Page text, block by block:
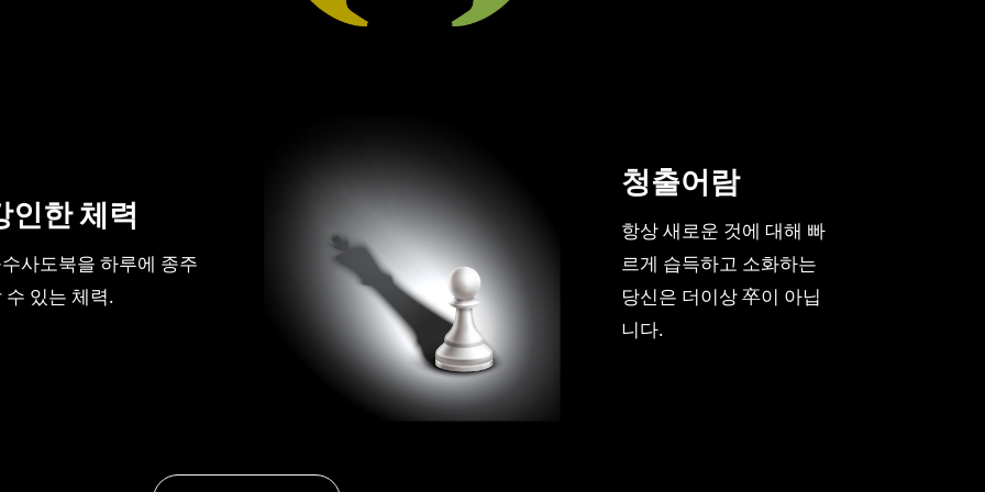
인한 체력
사도북을 하루에 종주
수 있는 체력.
청출어람
항상 새로운 것에 대해 빠
르게 습득하고 소화하는
당신은 더이상 卒이 아닙
니다.